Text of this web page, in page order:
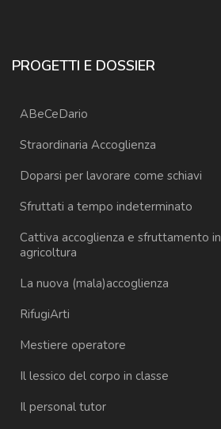
PROGETTI E DOSSIER
ABeCeDario
Straordinaria Accoglienza
Doparsi per lavorare come schiavi
Sfruttati a tempo indeterminato
Cattiva accoglienza e sfruttamento in
agricoltura
La nuova (mala)accoglienza
RifugiArti
Mestiere operatore
Il lessico del corpo in classe
Il personal tutor